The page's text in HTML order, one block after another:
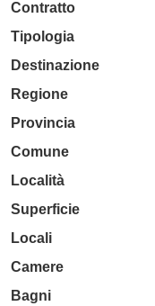
Contratto
Tipologia
Destinazione
Regione
Provincia
Comune
Località
Superficie
Locali
Camere
Bagni